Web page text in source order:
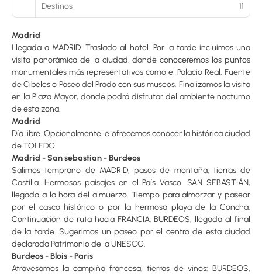
Destinos 11
Madrid
Llegada a MADRID. Traslado al hotel. Por la tarde incluimos una
visita panorámica de la ciudad, donde conoceremos los puntos
monumentales más representativos como el Palacio Real, Fuente
de Cibeles o Paseo del Prado con sus museos. Finalizamos la visita
en la Plaza Mayor, donde podrá disfrutar del ambiente nocturno
de esta zona.
Madrid
Día libre. Opcionalmente le ofrecemos conocer la histórica ciudad
de TOLEDO.
Madrid - San sebastian - Burdeos
Salimos temprano de MADRID, pasos de montaña, tierras de
Castilla. Hermosos paisajes en el País Vasco. SAN SEBASTIÁN,
llegada a la hora del almuerzo. Tiempo para almorzar y pasear
por el casco histórico o por la hermosa playa de la Concha.
Continuación de ruta hacia FRANCIA. BURDEOS, llegada al final
de la tarde. Sugerimos un paseo por el centro de esta ciudad
declarada Patrimonio de la UNESCO.
Burdeos - Blois - Paris
Atravesamos la campiña francesa; tierras de vinos: BURDEOS,